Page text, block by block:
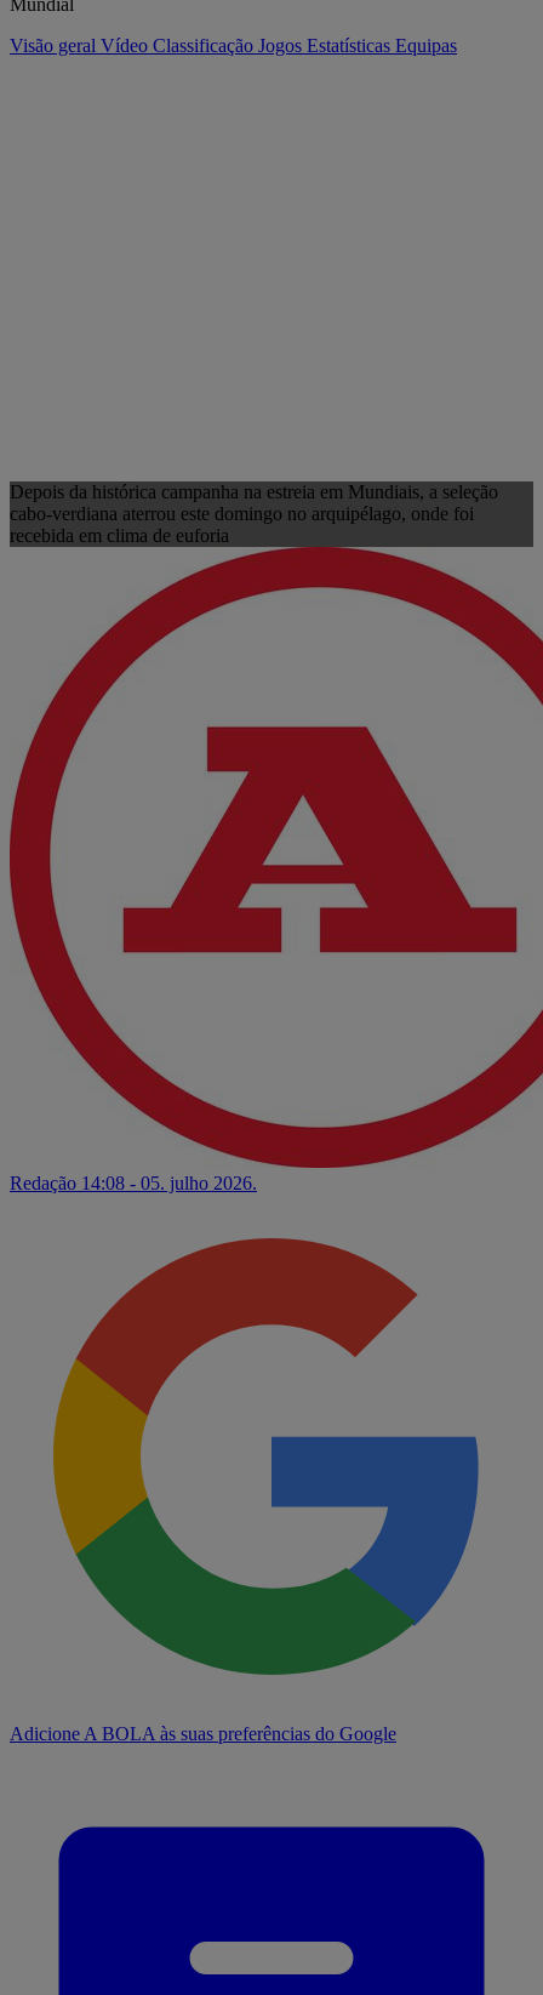
Mundial
Visão geral Vídeo Classificação Jogos Estatísticas Equipas
Depois da histórica campanha na estreia em Mundiais, a seleção
cabo-verdiana aterrou este domingo no arquipélago, onde foi
recebida em clima de euforia
Redação 14:08 - 05. julho 2026.
Adicione A BOLA às suas preferências do Google